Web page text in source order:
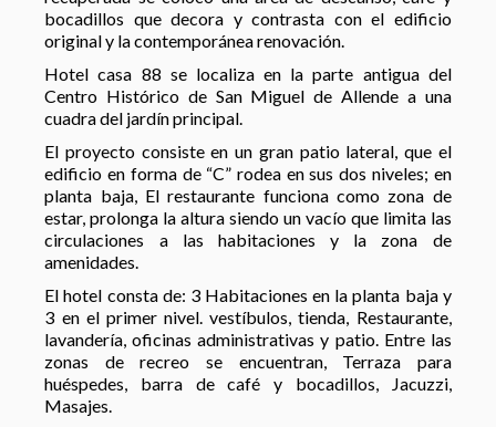
bocadillos que decora y contrasta con el edificio
original y la contemporánea renovación.
Hotel casa 88 se localiza en la parte antigua del
Centro Histórico de San Miguel de Allende a una
cuadra del jardín principal.
El proyecto consiste en un gran patio lateral, que el
edificio en forma de “C” rodea en sus dos niveles; en
planta baja, El restaurante funciona como zona de
estar, prolonga la altura siendo un vacío que limita las
circulaciones a las habitaciones y la zona de
amenidades.
El hotel consta de: 3 Habitaciones en la planta baja y
3 en el primer nivel. vestíbulos, tienda, Restaurante,
lavandería, oficinas administrativas y patio. Entre las
zonas de recreo se encuentran, Terraza para
huéspedes, barra de café y bocadillos, Jacuzzi,
Masajes.